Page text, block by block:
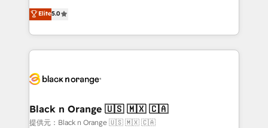
impact of your digital transformation, including a
detailed financial rationale with a focus on ROI and
embark on a transformational journey that sets your
business up for long-term success. Unlock your
business. If not now, when?
DIGITALISIM, nous avons l'intime conviction que la
réussite des entreprises passe par l’innovation web,
le marketing digital, et la relation client ! C'est
pourquoi, nos experts sont à la fois capables de
référencement, votre stratégie digitale et le pilotage
projet HubSpot avec DIGITALISIM : 🧽 Nettoyage,
migration et intégration des bases de données. 🚀
Elite5.0
Black n Orange 🇺🇸 🇲🇽 🇨🇦
提供元：Black n Orange 🇺🇸 🇲🇽 🇨🇦